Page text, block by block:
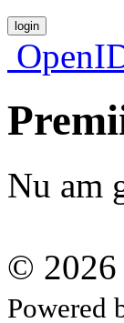
Nu am
© 2026
Powered